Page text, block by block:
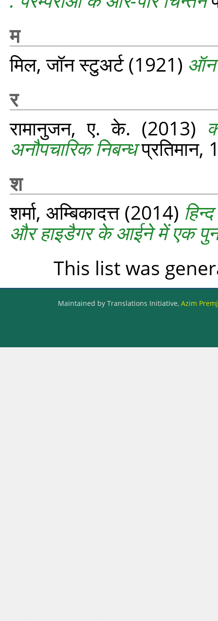
म
मिल, जॉन स्टुअर्ट(1921) ऑन
र
रामानुजन, ए. के. (2013)
अनौपचारिक निबन्ध
श
शर्मा, अम्बिकादत्त(2014)
और हाइडैगर के आईने में एक
This list was
Maintained by Translations Initiative, Azim